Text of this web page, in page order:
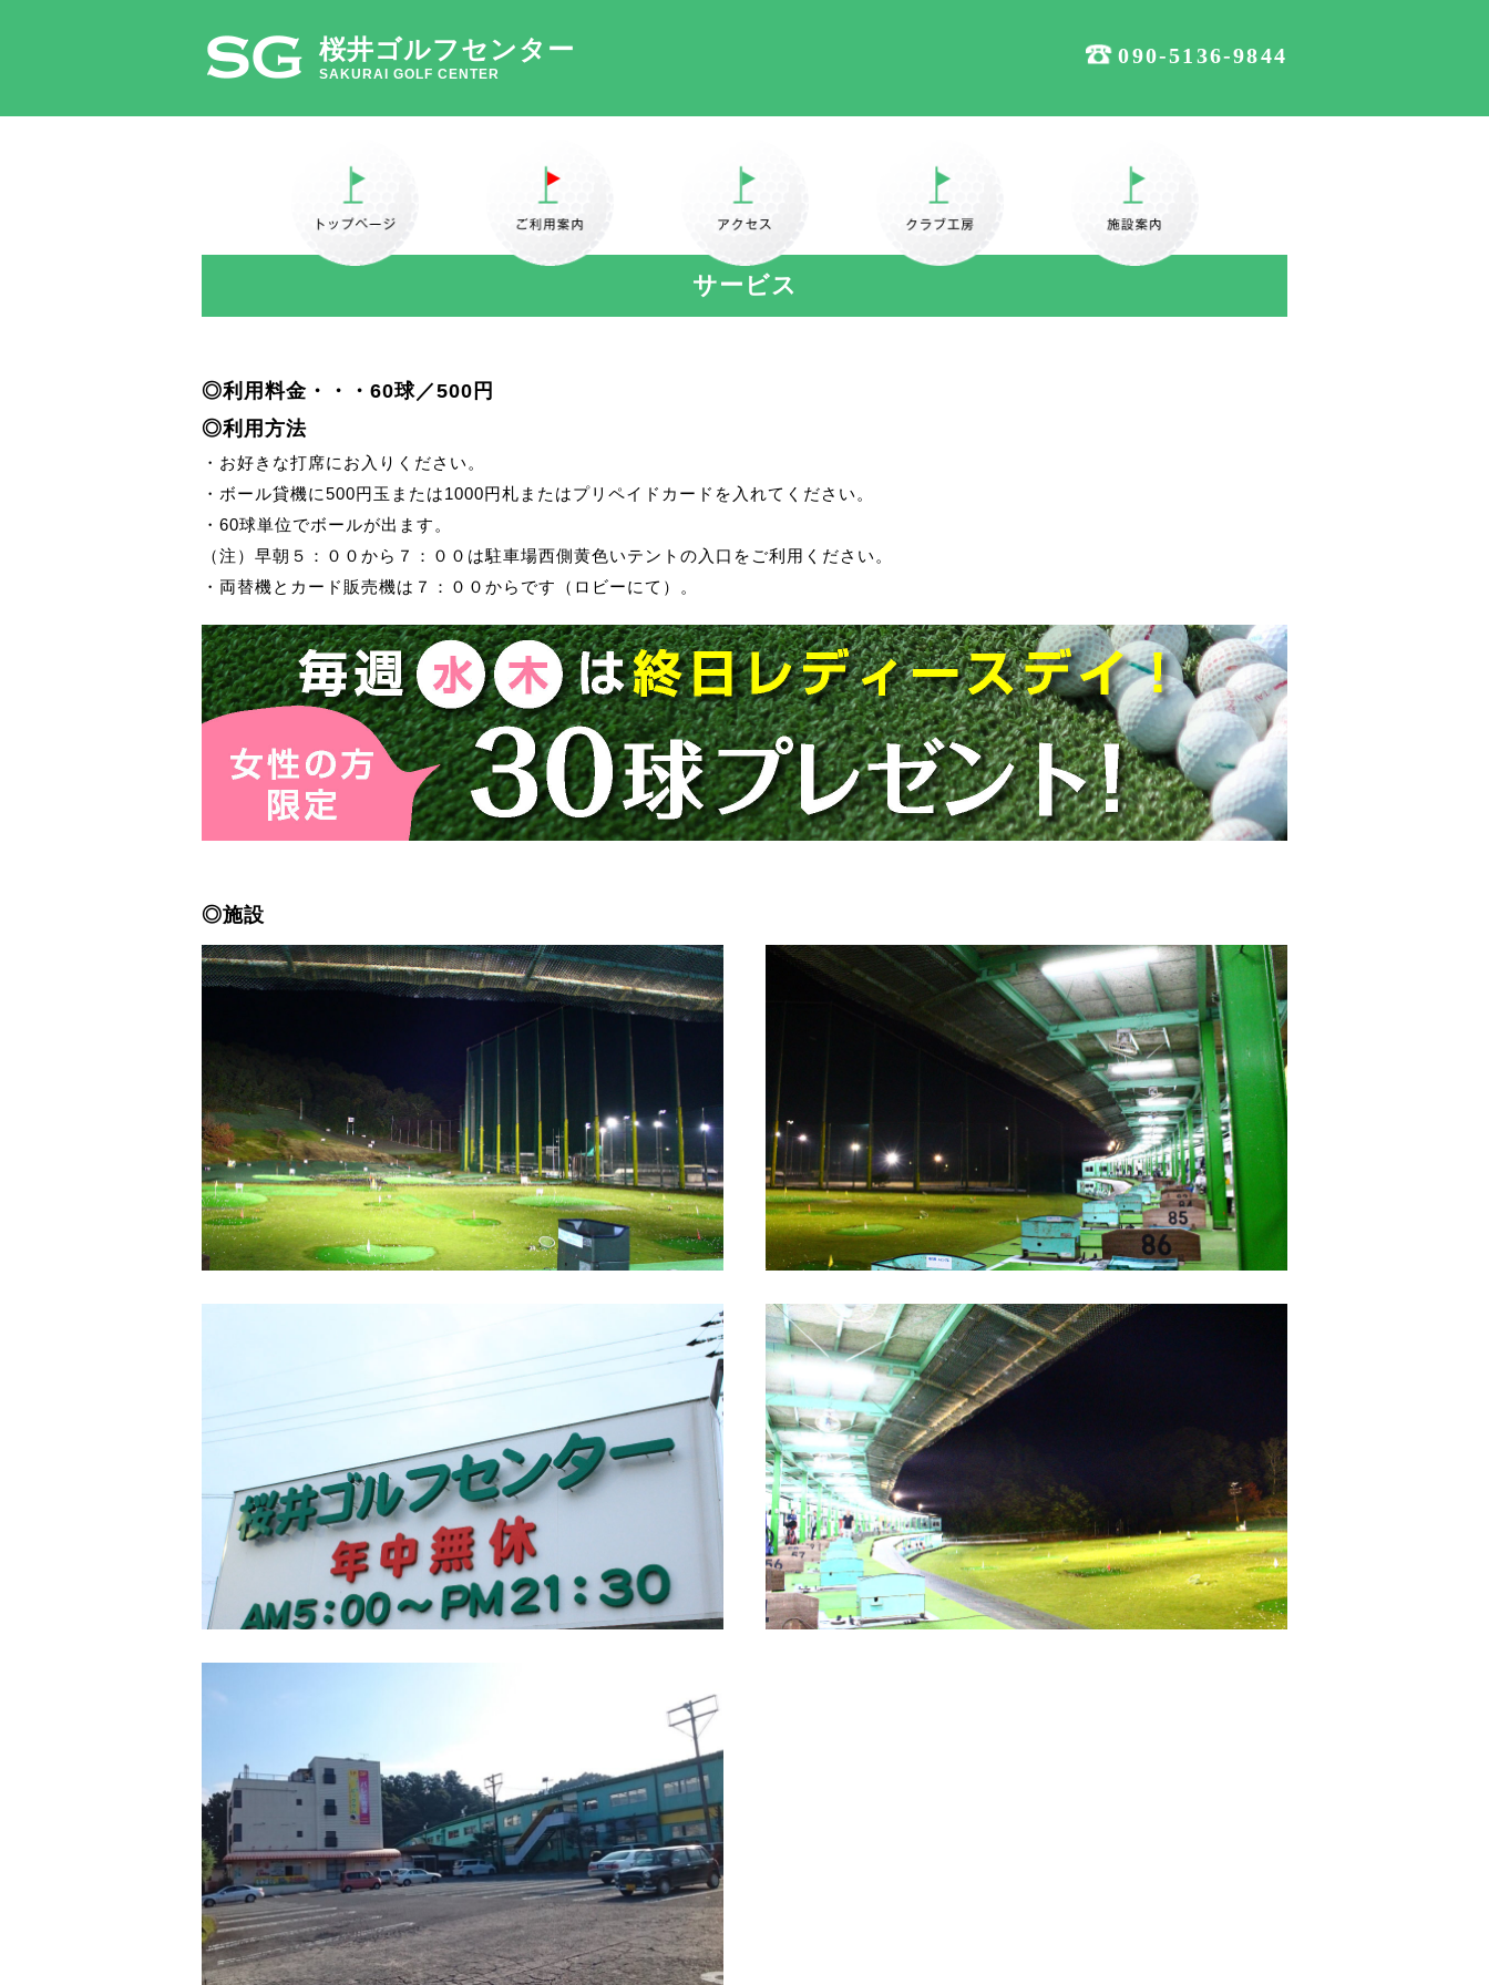
桜井ゴルフセンター
SAKURAI GOLF CENTER
090-5136-9844
サービス
◎利用料金・・・60球／500円
◎利用方法
・お好きな打席にお入りください。
・ボール貸機に500円玉または1000円札またはプリペイドカードを入れてください。
・60球単位でボールが出ます。
（注）早朝５：００から７：００は駐車場西側黄色いテントの入口をご利用ください。
・両替機とカード販売機は７：００からです（ロビーにて）。
◎施設